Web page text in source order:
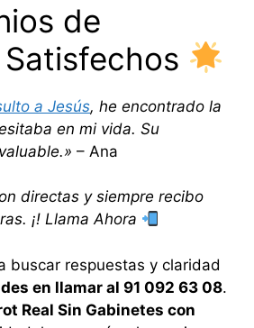
de
a Jesús, he encontrado la
en mi vida. Su
– Ana
directas y siempre recibo
¡! Llama Ahora
buscar respuestas y claridad
en llamar al 91 092 63 08.
Real Sin Gabinetes con